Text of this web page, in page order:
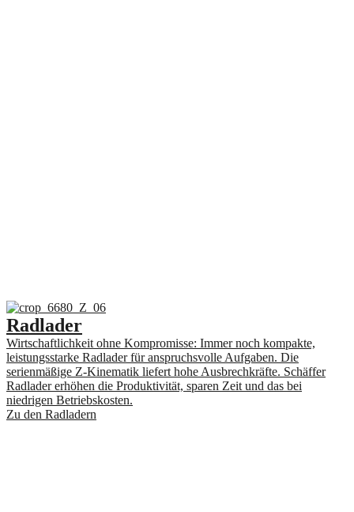
Radlader
Wirtschaftlichkeit ohne Kompromisse: Immer noch kompakte,
leistungsstarke Radlader für anspruchsvolle Aufgaben. Die
serienmäßige Z-Kinematik liefert hohe Ausbrechkräfte. Schäffer
Radlader erhöhen die Produktivität, sparen Zeit und das bei
niedrigen Betriebskosten.
Zu den Radladern